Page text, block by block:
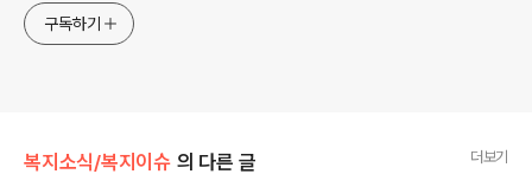
구독하기
복지소식/복지이슈 의 다른 글 더보기